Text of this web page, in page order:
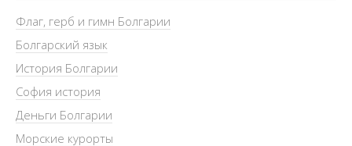
Флаг, герб и гимн Болгарии
Болгарский язык
История Болгарии
София история
Деньги Болгарии
Морские курорты